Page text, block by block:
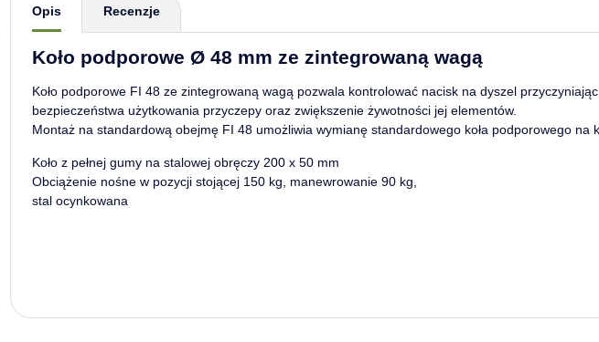
Opis
Recenzje
Koło podporowe Ø 48 mm ze zintegrowaną wagą
Koło podporowe FI 48 ze zintegrowaną wagą pozwala kontrolować nacisk na dyszel
bezpieczeństwa użytkowania przyczepy oraz zwiększenie żywotności jej elementów.
Montaż na standardową obejmę FI 48 umożliwia wymianę standardowego koła podporowego na
Koło z pełnej gumy na stalowej obręczy 200 x 50 mm
Obciążenie nośne w pozycji stojącej 150 kg, manewrowanie 90 kg,
stal ocynkowana